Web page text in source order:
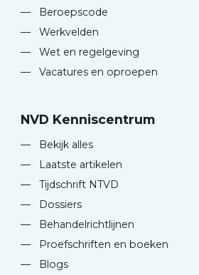
—
Beroepscode
—
Werkvelden
—
Wet en regelgeving
—
Vacatures en oproepen
NVD Kenniscentrum
—
Bekijk alles
—
Laatste artikelen
—
Tijdschrift NTVD
—
Dossiers
—
Behandelrichtlijnen
—
Proefschriften en boeken
—
Blogs